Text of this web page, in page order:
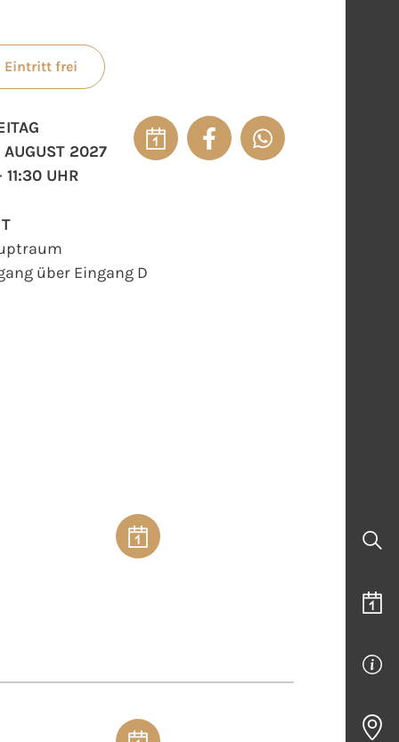
Eintritt frei
2027
11:30 UHR
über Eingang D